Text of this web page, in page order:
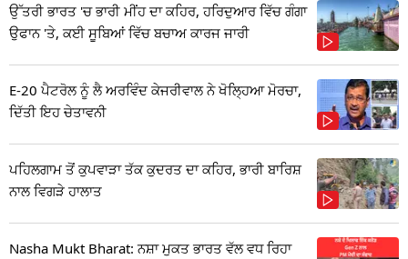
ਉੱਤਰੀ ਭਾਰਤ 'ਚ ਭਾਰੀ ਮੀਂਹ ਦਾ ਕਹਿਰ, ਹਰਿਦੁਆਰ ਵਿੱਚ ਗੰਗਾ
ਉਫਾਨ 'ਤੇ, ਕਈ ਸੂਬਿਆਂ ਵਿੱਚ ਬਚਾਅ ਕਾਰਜ ਜਾਰੀ
E-20 ਪੈਟਰੋਲ ਨੂੰ ਲੈ ਅਰਵਿੰਦ ਕੇਜਰੀਵਾਲ ਨੇ ਖੋਲ੍ਹਿਆ ਮੋਰਚਾ,
ਦਿੱਤੀ ਇਹ ਚੇਤਾਵਨੀ
ਪਹਿਲਗਾਮ ਤੋਂ ਕੁਪਵਾੜਾ ਤੱਕ ਕੁਦਰਤ ਦਾ ਕਹਿਰ, ਭਾਰੀ ਬਾਰਿਸ਼
ਨਾਲ ਵਿਗੜੇ ਹਾਲਾਤ
Nasha Mukt Bharat: ਨਸ਼ਾ ਮੁਕਤ ਭਾਰਤ ਵੱਲ ਵਧ ਰਿਹਾ